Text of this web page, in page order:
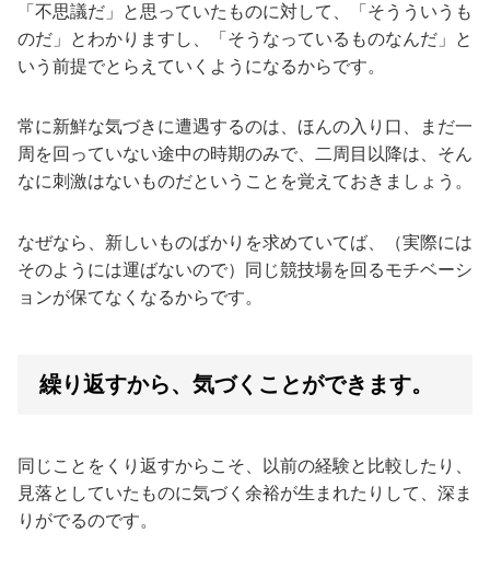
「不思議だ」と思っていたものに対して、「そうういうも
のだ」とわかりますし、「そうなっているものなんだ」と
いう前提でとらえていくようになるからです。
常に新鮮な気づきに遭遇するのは、ほんの入り口、まだ一
周を回っていない途中の時期のみで、二周目以降は、そん
なに刺激はないものだということを覚えておきましょう。
なぜなら、新しいものばかりを求めていてば、（実際には
そのようには運ばないので）同じ競技場を回るモチベーシ
ョンが保てなくなるからです。
繰り返すから、気づくことができます。
同じことをくり返すからこそ、以前の経験と比較したり、
見落としていたものに気づく余裕が生まれたりして、深ま
りがでるのです。